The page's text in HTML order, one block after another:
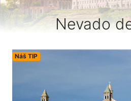
Nevado
Náš TIP